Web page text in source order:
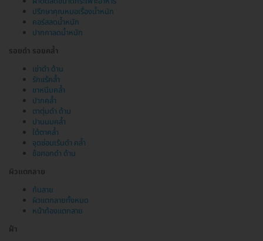
ปรึกษาคุณหมอเรื่องน้ำหนัก
คอร์สลดน้ำหนัก
ปากกาลดน้ำหนัก
รอยดำ รอยคล้ำ
เข่าดำ ด้าน
รักแร้คล้ำ
ขาหนีบคล้ำ
ปากคล้ำ
ตาตุ่มดำ ด้าน
ปานนมคล้ำ
ใต้ตาคล้ำ
จุดซ่อนเร้นดำ คล้ำ
ข้อศอกดำ ด้าน
ผิวแตกลาย
ก้นลาย
ผิวแตกลายทั้งหมด
หน้าท้องแตกลาย
ฝ้า